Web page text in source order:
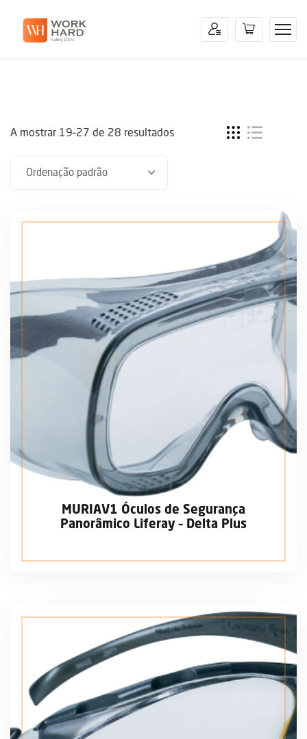
A mostrar 19–27 de 28 resultados
Ordenação padrão
MURIAV1 Óculos de Segurança
Panorâmico Liferay – Delta Plus